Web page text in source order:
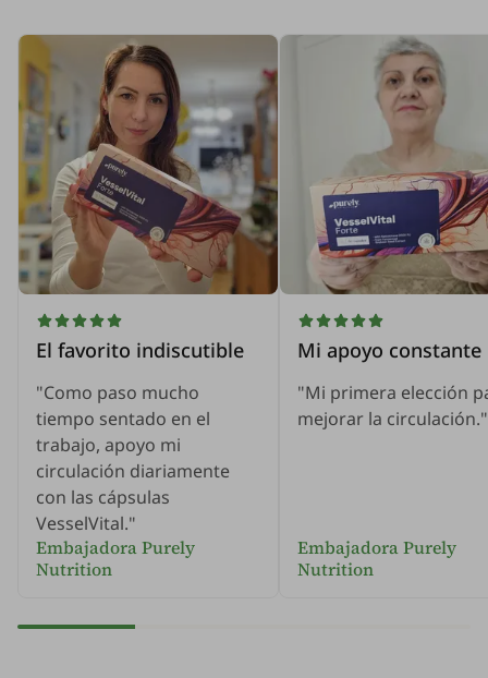
El favorito indiscutible
"Como paso mucho
tiempo sentado en el
trabajo, apoyo mi
circulación diariamente
con las cápsulas
VesselVital."
Embajadora Purely
Nutrition
Mi apoyo constante
"Mi primera elección
mejorar la circulación."
Embajadora Purely
Nutrition